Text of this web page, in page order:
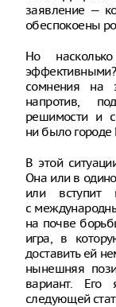
заявление —
обеспокоены
Но
сомнения на
напротив,
решимости и
ни было городе
В этой
Она или в
или вступит
с
на почве
игра, в
доставить ей
нынешняя
вариант. Его
следующей